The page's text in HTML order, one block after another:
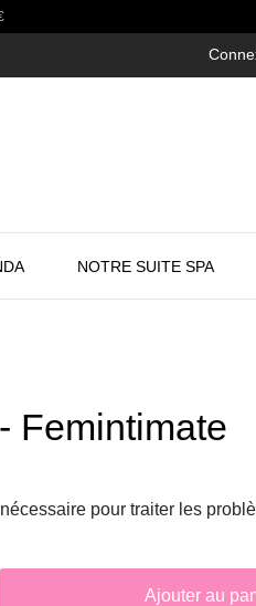
NOTRE SUITE SPA
Femintimate
pour traiter les
Ajouter au